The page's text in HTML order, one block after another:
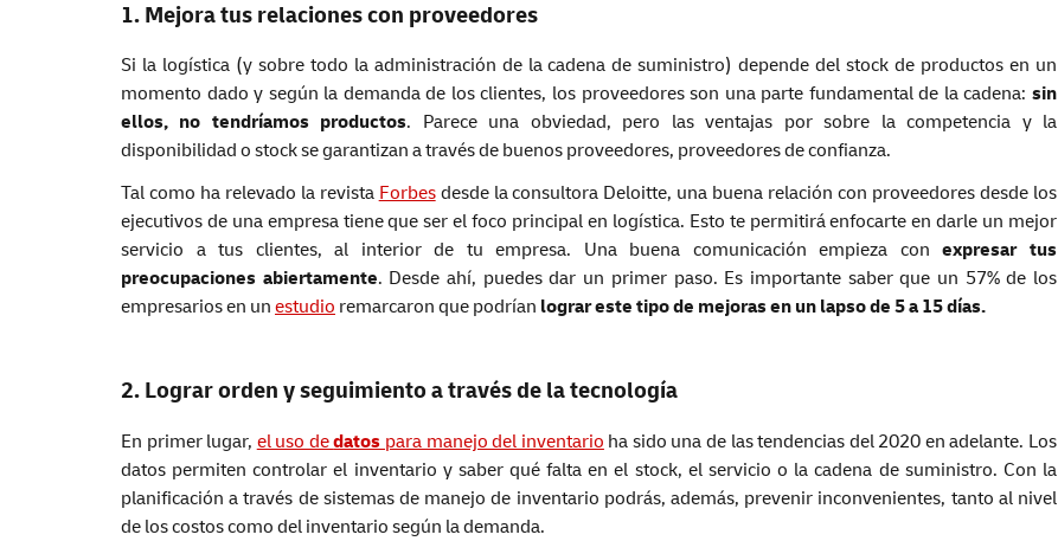
1. Mejora tus relaciones con proveedores
Si la logística (y sobre todo la administración de la cadena de suministro) depende del stock de productos en un
momento dado y según la demanda de los clientes, los proveedores son una parte fundamental de la cadena: sin
ellos, no tendríamos productos. Parece una obviedad, pero las ventajas por sobre la competencia y la
disponibilidad o stock se garantizan a través de buenos proveedores, proveedores de confianza.
Tal como ha relevado la revista Forbesdesde la consultora Deloitte, una buena relación con proveedores desde los
ejecutivos de una empresa tiene que ser el foco principal en logística. Esto te permitirá enfocarte en darle un mejor
servicio a tus clientes, al interior de tu empresa. Una buena comunicación empieza conexpresar tus
preocupaciones abiertamente. Desde ahí, puedes dar un primer paso. Es importante saber que un 57% de los
empresarios en un estudio remarcaron que podrían lograr este tipo de mejoras en un lapso de 5 a 15 días.
2. Lograr orden y seguimiento a través de la tecnología
En primer lugar, el uso dedatos para manejo del inventario ha sido una de las tendencias del 2020 en adelante. Los
datos permiten controlar el inventario y saber qué falta en el stock, el servicio o la cadena de suministro. Con la
planificación a través de sistemas de manejo de inventario podrás, además, prevenir inconvenientes, tanto al nivel
de los costos como del inventario según la demanda.